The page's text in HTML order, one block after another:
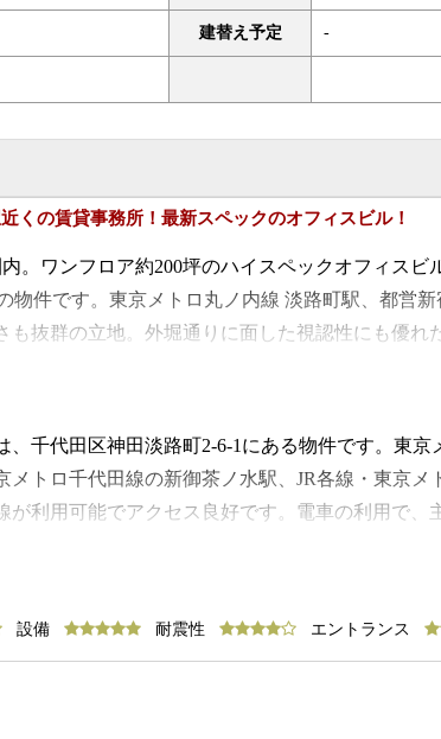
建替え予定 -
くの賃貸事務所！最新スペックのオフィスビル！
。ワンフロア約200坪のハイスペックオフィスビ
物件です。東京メトロ丸ノ内線 淡路町駅、都営
も抜群の立地。外堀通りに面した視認性にも優れ
分圏内、JR線・東京メトロ銀座線 神田駅からも徒
満たした物件です。エレベーターは15人乗り3
です。24時間使用可能で、使用時間に制限は
す。基準階貸室面積は200.27坪、天井高はゆとり
です。使いやすいワンフロア・ワンテナント。ワ
ザイン性の高い洗練された外観、グレード感あふ
ハイスペックオフィスビルです。
、千代田区神田淡路町2-6-1にある物件です。東
メトロ千代田線の新御茶ノ水駅、JR各線・東京
が利用可能でアクセス良好です。電車の利用で、
ています。神田淡路町二丁目ビルは、大通りに
分)の場所に、「神田郵便局」があるので、ビジネ
260メートル(徒歩約4分)
設備 耐震性 エントランス